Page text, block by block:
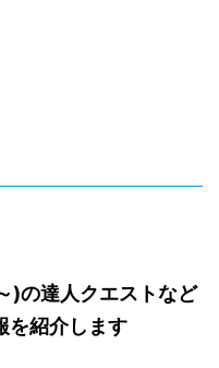
)の達人クエストなど
を紹介します